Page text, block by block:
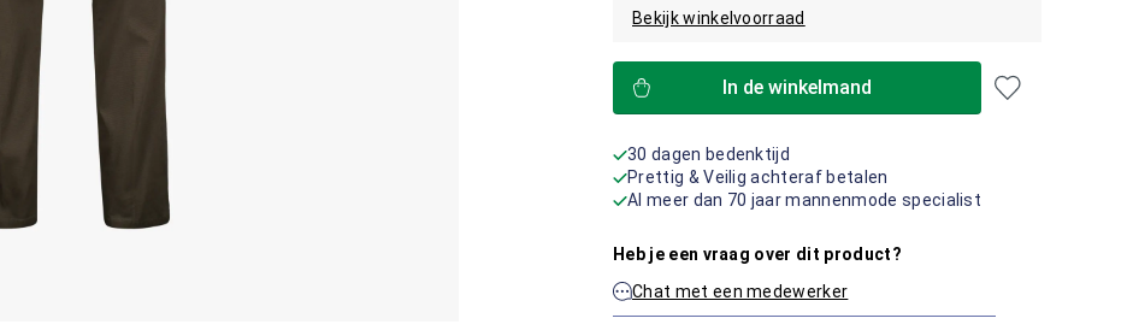
Bekijk winkelvoorraad
In de winkelmand
30 dagen bedenktijd
Prettig & Veilig achteraf betalen
Al meer dan 70 jaar mannenmode specialist
Heb je een vraag over dit product?
Chat met een medewerker